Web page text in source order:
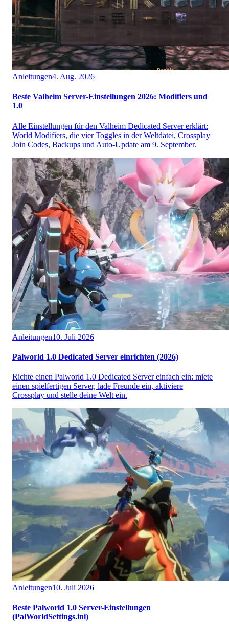
Anleitungen4. Aug. 2026
Beste Valheim Server-Einstellungen 2026: Modifiers und
1.0
Alle Einstellungen für den Valheim Dedicated Server erklärt:
World Modifiers, die vier Toggles in der Weltdatei, Crossplay
Join Codes, Backups und Auto-Update am 9. September.
Anleitungen10. Juli 2026
Palworld 1.0 Dedicated Server einrichten (2026)
Richte einen Palworld 1.0 Dedicated Server einfach ein: miete
einen spielfertigen Server, lade Freunde ein, aktiviere
Crossplay und stelle deine Welt ein.
Anleitungen10. Juli 2026
Beste Palworld 1.0 Server-Einstellungen
(PalWorldSettings.ini)